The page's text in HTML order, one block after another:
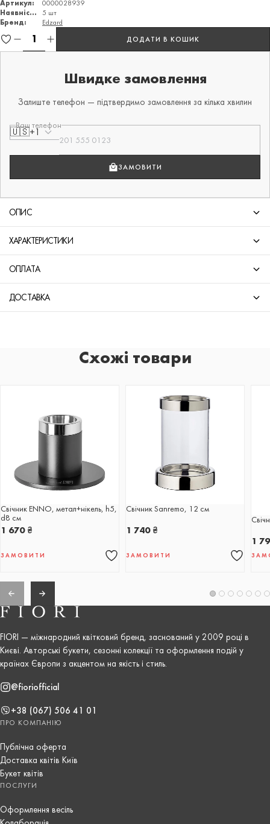
Артикул:
0000028939
Наявність:
5 шт
Бренд:
Edzard
ДОДАТИ В КОШИК
Швидке замовлення
Залиште телефон — підтвердимо замовлення за кілька хвилин
Ваш телефон
🇺🇸+1
ЗАМОВИТИ
ОПИС
ХАРАКТЕРИСТИКИ
ОПЛАТА
ДОСТАВКА
Схожі товари
Свічник ENNO, метал+нікель, h5,
d8 см
1 670 ₴
ЗАМОВИТИ
Свічник Sanremo, 12 см
1 740 ₴
ЗАМОВИТИ
1
FIORI — міжнародний квітковий бренд, заснований у 2009 році в
Києві. Авторські букети, сезонні колекції та оформлення подій у
країнах Європи з акцентом на якість і стиль.
@fioriofficial
+38 (067) 506 41 01
ПРО КОМПАНІЮ
Публічна оферта
Доставка квітів Київ
Букет квітів
ПОСЛУГИ
Оформлення весіль